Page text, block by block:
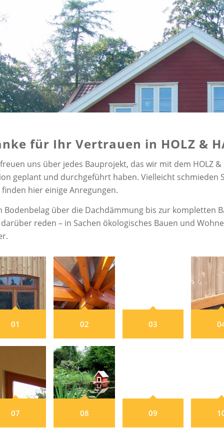
für Ihr Vertrauen in HOLZ &
uns über jedes Bauprojekt, das wir mit dem HOLZ
geplant und durchgeführt haben. Vielleicht schmieden
hier einige Anregungen.
Bodenbelag über die Dachdämmung bis zur kompletten
reden – in Sachen ökologisches Bauen und
01 02 03
07 08 09